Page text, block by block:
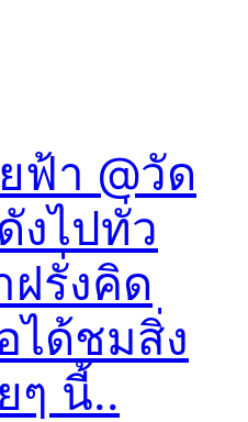
ฟ้า @วัด
งไปทั่ว
ฝรั่งคิด
ได้ชมสิ่ง
ๆ นี้..